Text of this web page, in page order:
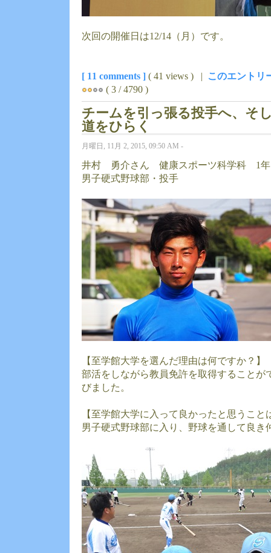
次回の開催日は12/14（月）です。
[ 11 comments ] ( 41 views ) | このエントリ
( 3 / 4790 )
チームを引っ張る投手へ、そ
道をひらく
月曜日, 11月 2, 2015, 09:50 AM -
井村 勇介さん 健康スポーツ科学科 1
男子硬式野球部・投手
【至学館大学を選んだ理由は何ですか？】
部活をしながら教員免許を取得することが
びました。
【至学館大学に入って良かったと思うこと
男子硬式野球部に入り、野球を通して良き